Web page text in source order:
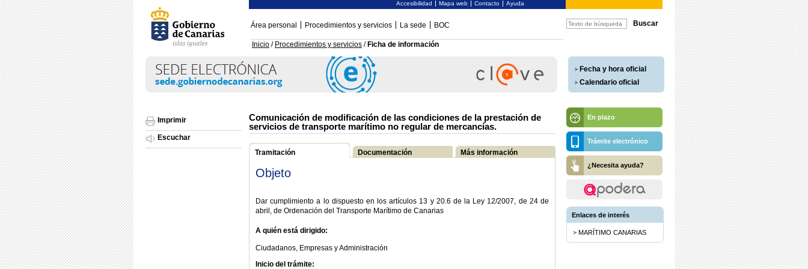
Accesibilidad Mapa web Contacto Ayuda
Área personal Procedimientos y servicios La sede BOC
Inicio / Procedimientos y servicios / Ficha de información
Fecha y hora oficial
Calendario oficial
Imprimir
Escuchar
Comunicación de modificación de las condiciones de la prestación de
servicios de transporte marítimo no regular de mercancías.
Tramitación Documentación Más información
Objeto
Dar cumplimiento a lo dispuesto en los artículos 13 y 20.6 de la Ley 12/2007, de 24 de
abril, de Ordenación del Transporte Marítimo de Canarias
A quién está dirigido:
Ciudadanos, Empresas y Administración
Inicio del trámite:
En plazo
Trámite electrónico
¿Necesita ayuda?
Enlaces de interés
MARÍTIMO CANARIAS